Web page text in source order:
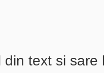
text si sare